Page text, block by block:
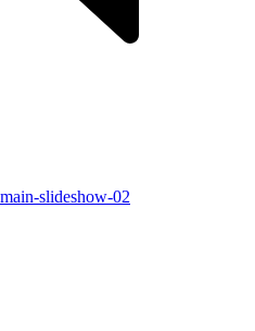
main-slideshow-02